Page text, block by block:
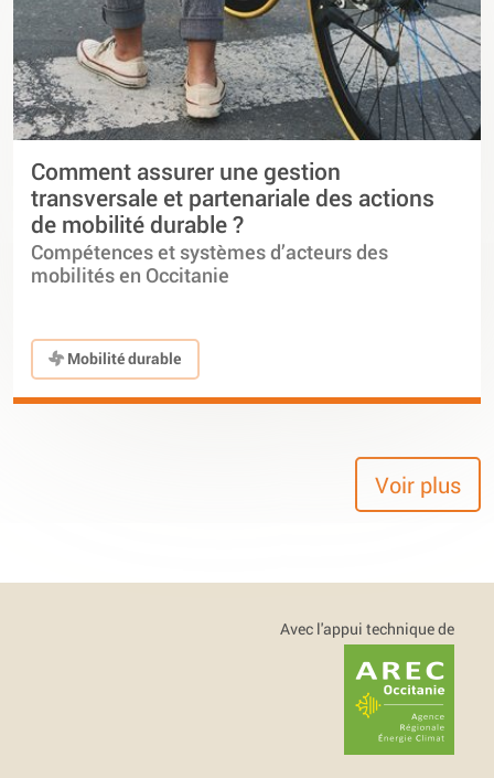
Comment assurer une gestion
transversale et partenariale des actions
de mobilité durable ?
Compétences et systèmes d’acteurs des
mobilités en Occitanie
Mobilité durable
Voir plus
Avec l'appui technique de